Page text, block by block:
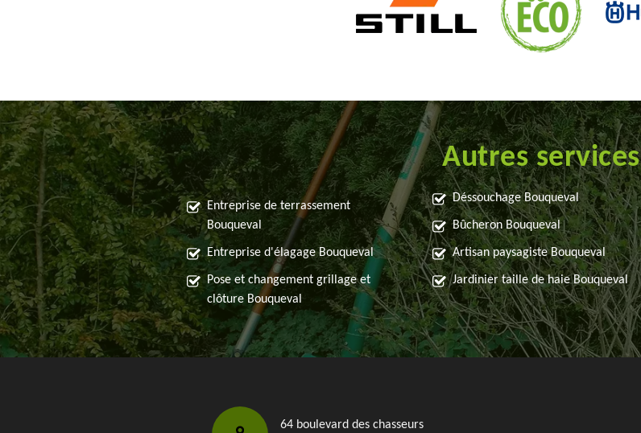
Autres services
Entreprise de terrassement
Bouqueval
Entreprise d'élagage Bouqueval
Pose et changement grillage et
clôture Bouqueval
Déssouchage Bouqueval
Bûcheron Bouqueval
Artisan paysagiste Bouqueval
Jardinier taille de haie Bouqueval
64 boulevard des chasseurs